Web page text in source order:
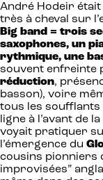
André Hodeir
très à cheval sur
Big band = trois
saxophones, un
rythmique, une
souvent enfreinte
réduction,
basson), voire
tous les soufflants
ligne à l’avant de
voyait pratiquer
l’émergence du
cousins pionniers
improvisées”